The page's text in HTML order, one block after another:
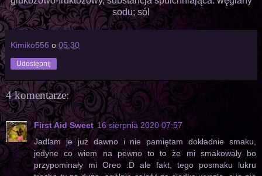
sodu; sól
Kimiko556 o 05:30
Udostępnij
4 komentarze:
First Aid Sweet 16 sierpnia 2020 07:57
Jadlam je już dawno i nie pamiętam dokładnie smaku,
jedyne co wiem na pewno to to że mi smakowały bo
przypominały mi Oreo :D ale fakt, tego posmaku lukru